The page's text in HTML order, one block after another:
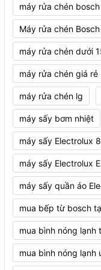
máy rửa chén
Máy rửa chén
máy rửa chén dưới
máy rửa chén giá rẻ
máy rửa chén lg
máy sấy bơm nhiệt
máy sấy Electrolux
máy sấy Electrolux
máy sấy quần áo
mua bếp từ bosch
mua bình nóng lạnh
mua bình nóng lạnh